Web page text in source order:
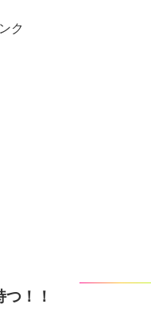
ク
！！